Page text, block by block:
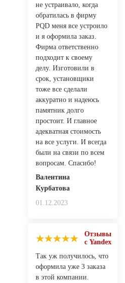
не устраивало, когда
обратилась в фирму
PQD меня все устроило
и я оформила заказ.
Фирма ответственно
подходит к своему
делу. Изготовили в
срок, установщики
тоже все сделали
аккуратно и надеюсь
памятник долго
простоит. И главное
адекватная стоимость
на все услуги. И всегда
были на связи по всем
вопросам. Спасибо!
Валентина
Курбатова
01.12.2023
Отзывы
с Yandex
Так уж получилось, что
оформила уже 3 заказа
в этой компании.